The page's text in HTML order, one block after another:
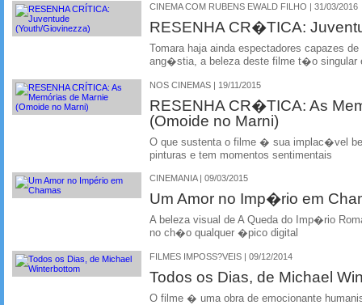
CINEMA COM RUBENS EWALD FILHO | 31/03/2016
RESENHA CR�TICA:
Tomara haja ainda espectadores capazes
ang�stia, a beleza deste filme t�o singular
NOS CINEMAS | 19/11/2015
RESENHA CR�TICA: As
(Omoide no Marni)
O que sustenta o filme � sua implac�vel
pinturas e tem momentos sentimentais
CINEMANIA | 09/03/2015
Um Amor no Imp�rio em
A beleza visual de A Queda do Imp�rio
no ch�o qualquer �pico digital
FILMES IMPOSS?VEIS | 09/12/2014
Todos os Dias, de Michael
O filme � uma obra de emocionante